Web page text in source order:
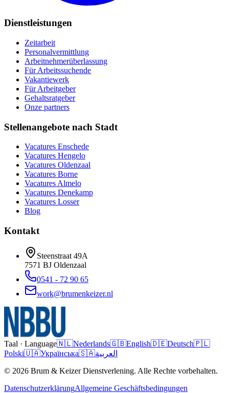
Dienstleistungen
Zeitarbeit
Personalvermittlung
Arbeitnehmerüberlassung
Für Arbeitssuchende
Vakantiewerk
Für Arbeitgeber
Gehaltsratgeber
Onze partners
Stellenangebote nach Stadt
Vacatures Enschede
Vacatures Hengelo
Vacatures Oldenzaal
Vacatures Borne
Vacatures Almelo
Vacatures Denekamp
Vacatures Losser
Blog
Kontakt
Steenstraat 49A
7571 BJ Oldenzaal
0541 - 72 90 65
work@brumenkeizer.nl
Taal · Language🇳🇱Nederlands🇬🇧English🇩🇪Deutsch🇵🇱
Polski🇺🇦Українська🇸🇦العربية
© 2026 Brum & Keizer Dienstverlening. Alle Rechte vorbehalten.
DatenschutzerklärungAllgemeine Geschäftsbedingungen